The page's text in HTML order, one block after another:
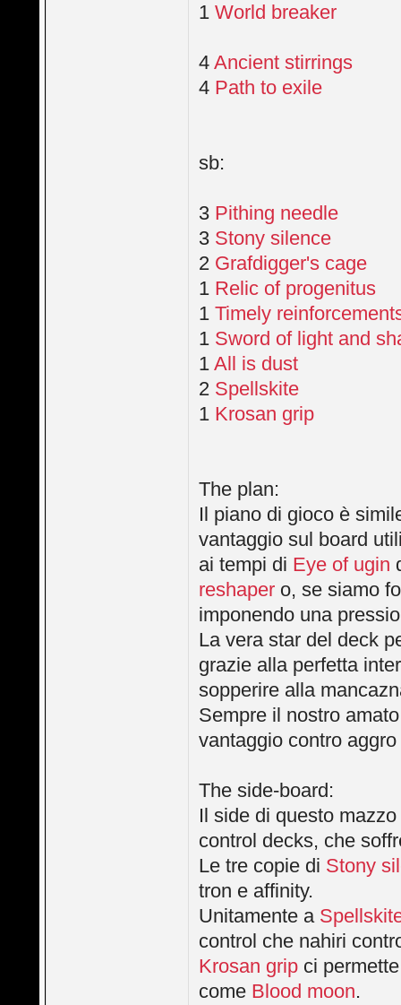
1World breaker
4Ancient stirrings
4 Path to exile
sb:
3 Pithing needle
3 Stony silence
2 Grafdigger's cage
1 Relic of progenitus
1Timely
1 Sword of light and
1All is dust
2 Spellskite
1 Krosan grip
The plan:
Il piano di gioco è
vantaggio sul board
ai tempi di Eye of ugin
reshaper o, se siamo
imponendo una
La vera star del deck
grazie alla perfetta
sopperire alla
Sempre il nostro
vantaggio contro
The side-board:
Il side di questo
control decks, che
Le tre copie di Stony
tron e affinity.
Unitamente a
control che nahiri
Krosan grip ci
come Blood moon.